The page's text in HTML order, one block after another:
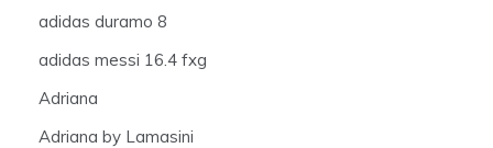
adidas duramo 8
adidas messi 16.4 fxg
Adriana
Adriana by Lamasini